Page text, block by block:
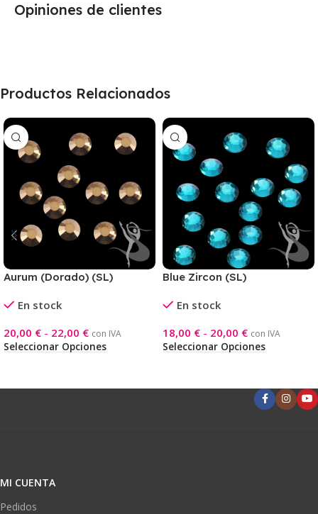
Opiniones de clientes
Productos Relacionados
Aurum (Dorado) (SL)
En stock
20,00 € - 22,00 € con IVA
Seleccionar Opciones
Blue Zircon (SL)
En stock
18,00 € - 20,00 € con IVA
Seleccionar Opciones
MI CUENTA
Pedidos